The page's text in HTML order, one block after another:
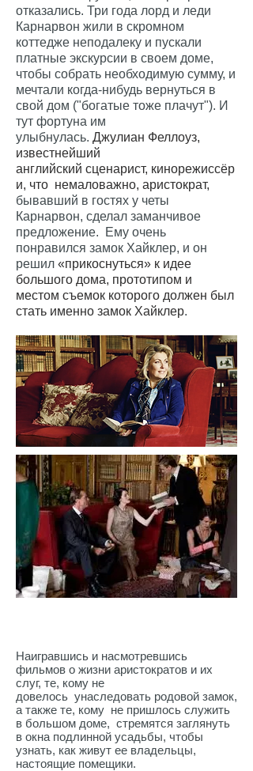
отказались. Три года лорд и леди
Карнарвон жили в скромном
коттедже неподалеку и пускали
платные экскурсии в своем доме,
чтобы собрать необходимую сумму, и
мечтали когда-нибудь вернуться в
свой дом ("богатые тоже плачут"). И
тут фортуна им
улыбнулась. Джулиан Феллоуз,
известнейший
английский сценарист, кинорежиссёр
и, что немаловажно, аристократ,
бывавший в гостях у четы
Карнарвон, сделал заманчивое
предложение. Ему очень
понравился замок Хайклер, и он
решил «прикоснуться» к идее
большого дома, прототипом и
местом съемок которого должен был
стать именно замок Хайклер.
Наигравшись и насмотревшись
фильмов о жизни аристократов и их
слуг, те, кому не
довелось унаследовать родовой замок,
а также те, кому не пришлось служить
в большом доме, стремятся заглянуть
в окна подлинной усадьбы, чтобы
узнать, как живут ее владельцы,
настоящие помещики.